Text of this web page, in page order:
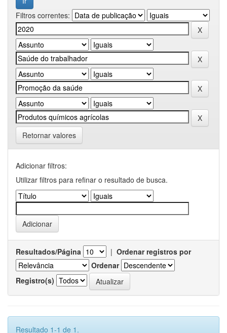
Filtros correntes:
Retornar valores
Adicionar filtros:
Utilizar filtros para refinar o resultado de busca.
Resultados/Página | Ordenar registros por
Ordenar
Registro(s)
Resultado 1-1 de 1.